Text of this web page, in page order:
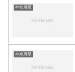
神奈川県
神奈川県